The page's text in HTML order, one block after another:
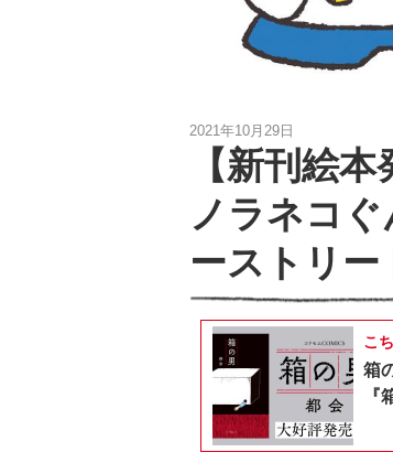
2021年10月29日
【新刊絵
ノラネコ
ーストリー
こ
箱
『